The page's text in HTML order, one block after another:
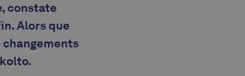
constate
Alors que
changements